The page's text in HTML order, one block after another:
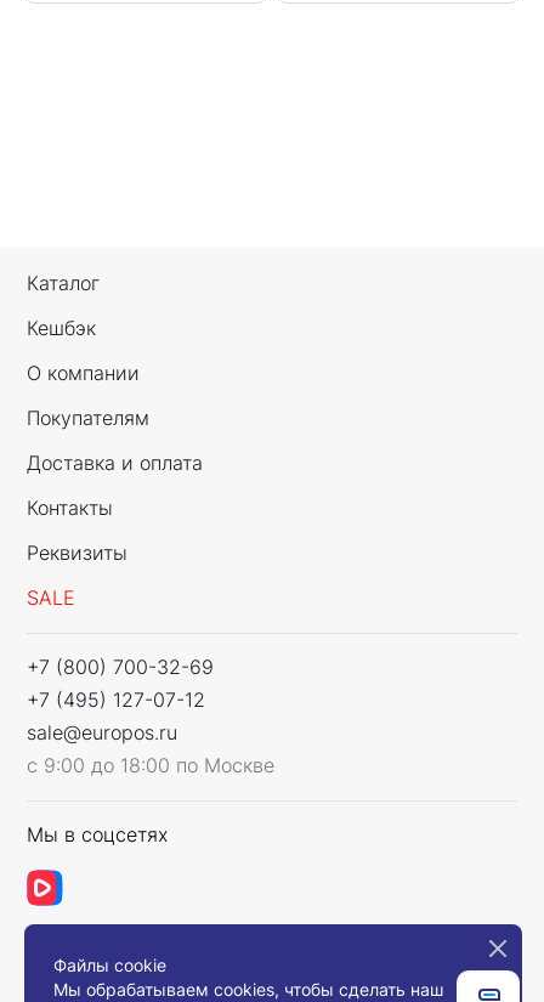
Каталог
Кешбэк
О компании
Покупателям
Доставка и оплата
Контакты
Реквизиты
SALE
+7 (800) 700-32-69
+7 (495) 127-07-12
sale@europos.ru
с 9:00 до 18:00 по Москве
Мы в соцсетях
Связаться с нами
Файлы cookie
Мы обрабатываем cookies, чтобы сделать наш